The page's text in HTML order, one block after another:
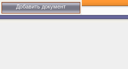
Добавить документ